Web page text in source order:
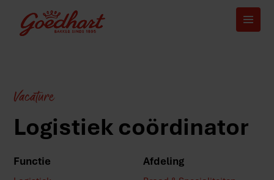
Vacature
Logistiek coördinator
Functie Afdeling